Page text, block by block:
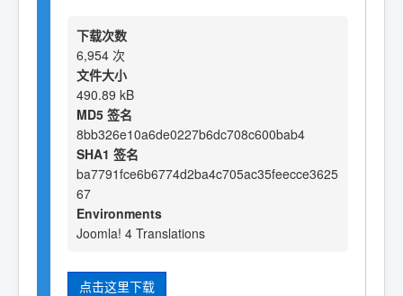
下载次数
6,954 次
文件大小
490.89 kB
MD5 签名
8bb326e10a6de0227b6dc708c600bab4
SHA1 签名
ba7791fce6b6774d2ba4c705ac35feecce3625
67
Environments
Joomla! 4 Translations
点击这里下载